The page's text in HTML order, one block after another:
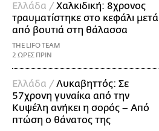
Ελλάδα / Χαλκιδική: 8χρονος
τραυματίστηκε στο κεφάλι μετά
από βουτιά στη θάλασσα
THE LIFO TEAM
2 ΩΡΕΣ ΠΡΙΝ
Ελλάδα / Λυκαβηττός: Σε
57χρονη γυναίκα από την
Κυψέλη ανήκει η σορός – Από
πτώση ο θάνατος της